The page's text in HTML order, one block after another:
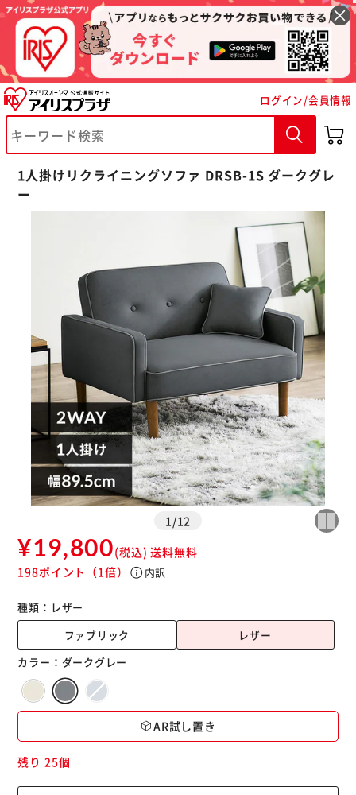
ログイン/会員情報
1人掛けリクライニングソファ DRSB-1S ダークグレ
ー
1 /12
¥19,800(税込) 送料無料
198ポイント （1倍） info内訳
種類： レザー
ファブリック
レザー
カラー： ダークグレー
AR試し置き
残り 25個
※ご確認ください
カートに入れる 購入手続きへ